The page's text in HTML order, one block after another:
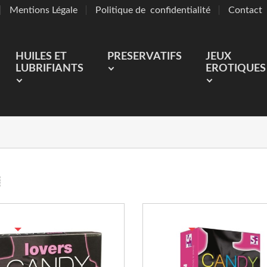
Mentions Légale Politique de confidentialité Contact
HUILES ET
LUBRIFIANTS
PRESERVATIFS
JEUX
EROTIQUES